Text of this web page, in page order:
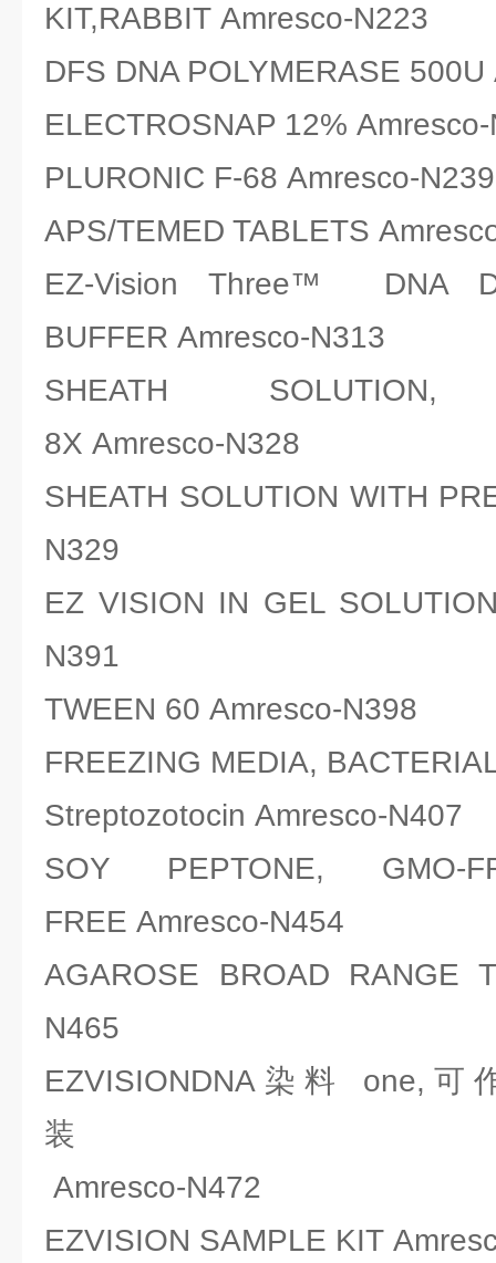
KIT,RABBIT Amresco-N223
DFS DNA POLYMERASE
ELECTROSNAP 12%
PLURONIC F-68 Amresco-N239
APS/TEMED TABLETS
EZ-Vision Three™ DNA
BUFFER Amresco-N313
SHEATH SOLUTION,
8X Amresco-N328
SHEATH SOLUTION WITH
N329
EZ VISION IN GEL
N391
TWEEN 60 Amresco-N398
FREEZING MEDIA,
Streptozotocin Amresco-N407
SOY PEPTONE,
FREE Amresco-N454
AGAROSE BROAD RANGE
N465
EZVISIONDNA染料 one,
Amresco-N472
EZVISION SAMPLE KIT